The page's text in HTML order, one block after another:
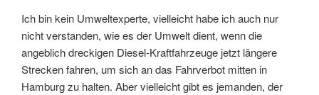
Ich bin kein Umweltexperte, vielleicht habe ich auch nur
nicht verstanden, wie es der Umwelt dient, wenn die
angeblich dreckigen Diesel-Kraftfahrzeuge jetzt längere
Strecken fahren, um sich an das Fahrverbot mitten in
Hamburg zu halten. Aber vielleicht gibt es jemanden, der